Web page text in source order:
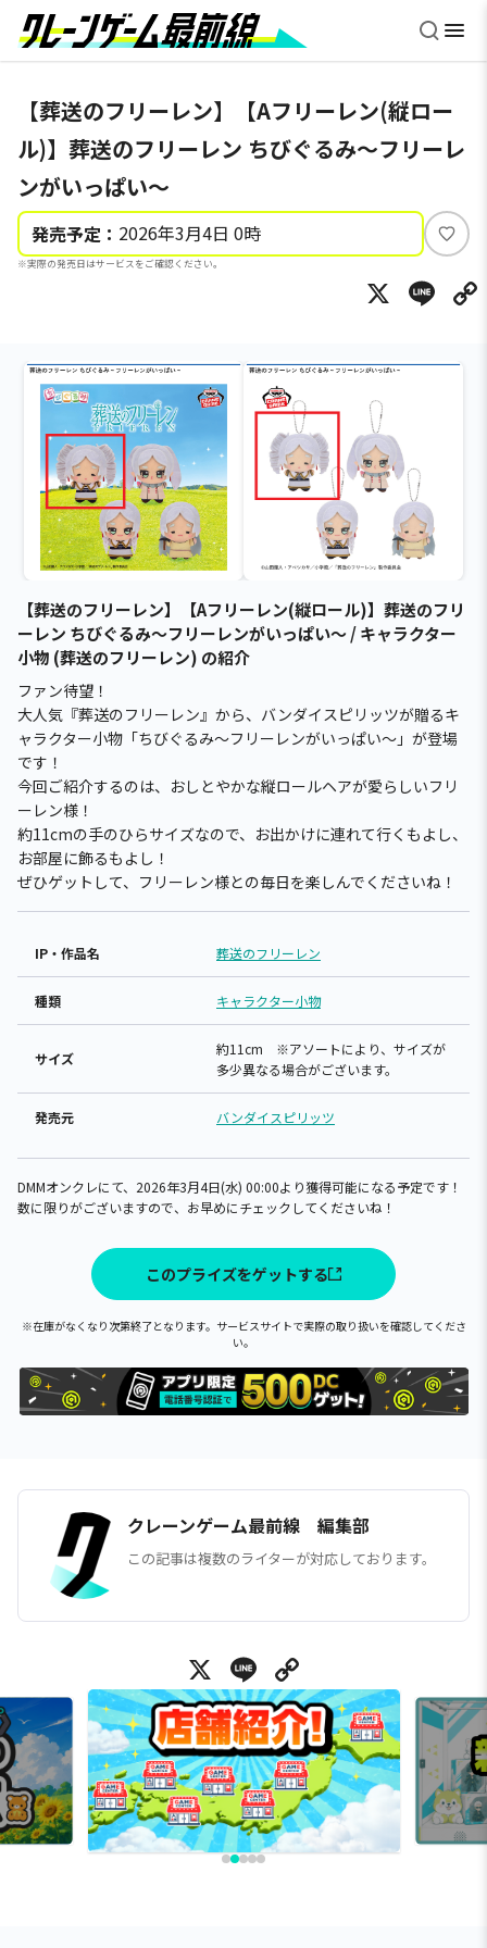
【葬送のフリーレン】【Aフリーレン(縦ロー
ル)】葬送のフリーレン ちびぐるみ～フリーレ
ンがいっぱい～
発売予定： 2026年3月4日 0時
※実際の発売日はサービスをご確認ください。
い
ね
X
【葬送のフリーレン】【Aフリーレン(縦ロール)】葬送のフリ
ーレン ちびぐるみ～フリーレンがいっぱい～ / キャラクター
小物 (葬送のフリーレン) の紹介
ファン待望！
大人気『葬送のフリーレン』から、バンダイスピリッツが贈るキ
ャラクター小物「ちびぐるみ～フリーレンがいっぱい～」が登場
です！
今回ご紹介するのは、おしとやかな縦ロールヘアが愛らしいフリ
ーレン様！
約11cmの手のひらサイズなので、お出かけに連れて行くもよし、
お部屋に飾るもよし！
ぜひゲットして、フリーレン様との毎日を楽しんでくださいね！
IP・作品名 葬送のフリーレン
種類 キャラクター小物
サイズ
約11cm ※アソートにより、サイズが
多少異なる場合がございます。
発売元 バンダイスピリッツ
DMMオンクレにて、2026年3月4日(水) 00:00より獲得可能になる予定です！
数に限りがございますので、お早めにチェックしてくださいね！
このプライズをゲットする
※在庫がなくなり次第終了となります。サービスサイトで実際の取り扱いを確認してくださ
い。
クレーンゲーム最前線 編集部
この記事は複数のライターが対応しております。
X Line